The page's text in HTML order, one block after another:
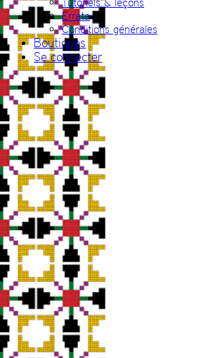
Errata
Conditions générales
Boutiques
Se connecter